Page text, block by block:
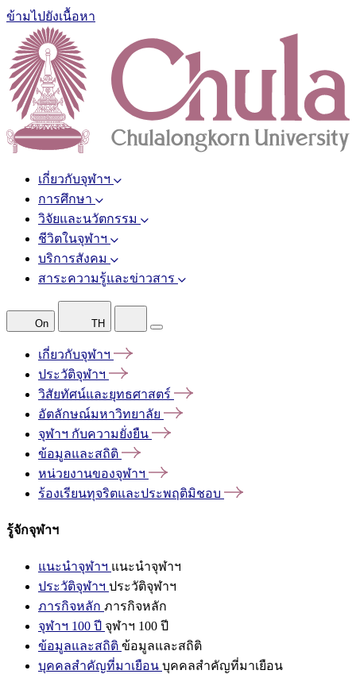
ข้ามไปยังเนื้อหา
เกี่ยวกับจุฬาฯ
การศึกษา
วิจัยและนวัตกรรม
ชีวิตในจุฬาฯ
บริการสังคม
สาระความรู้และข่าวสาร
On TH
เกี่ยวกับจุฬาฯ
ประวัติจุฬาฯ
วิสัยทัศน์และยุทธศาสตร์
อัตลักษณ์มหาวิทยาลัย
จุฬาฯ กับความยั่งยืน
ข้อมูลและสถิติ
หน่วยงานของจุฬาฯ
ร้องเรียนทุจริตและประพฤติมิชอบ
รู้จักจุฬาฯ
แนะนำจุฬาฯ แนะนำจุฬาฯ
ประวัติจุฬาฯ ประวัติจุฬาฯ
ภารกิจหลัก ภารกิจหลัก
จุฬาฯ 100 ปี จุฬาฯ 100 ปี
ข้อมูลและสถิติ ข้อมูลและสถิติ
บุคคลสำคัญที่มาเยือน บุคคลสำคัญที่มาเยือน